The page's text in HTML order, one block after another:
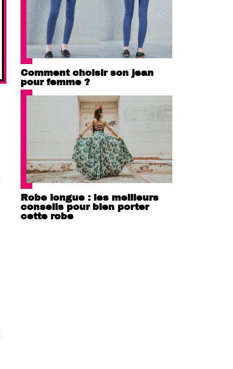
Comment choisir son jean
pour femme ?
Robe longue : les meilleurs
conseils pour bien porter
cette robe